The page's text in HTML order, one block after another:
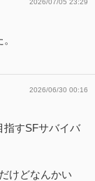
2026/07/05 23:29
2026/06/30 00:16
指すSFサバイバ
けどなんかい